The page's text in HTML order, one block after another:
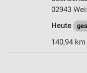
02943
Heute
140,94 km